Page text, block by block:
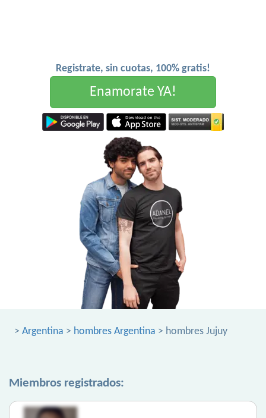
Registrate, sin cuotas, 100% gratis!
Enamorate YA!
> Argentina > hombres Argentina > hombres Jujuy
Miembros registrados: